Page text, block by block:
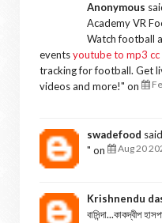
Anonymous
Academy VR
Watch football
eventsyoutube to mp3 cc
tracking for football. Get
videos and more!" on
swadefood
" on
Aug 20
Krishnendu
বাসিন্দা...কাকদ্বীপ